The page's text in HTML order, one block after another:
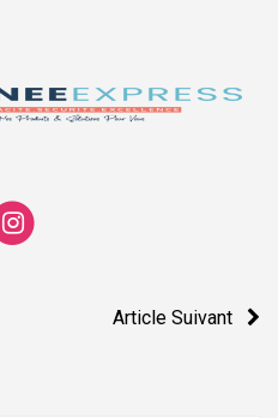
Article Suivant